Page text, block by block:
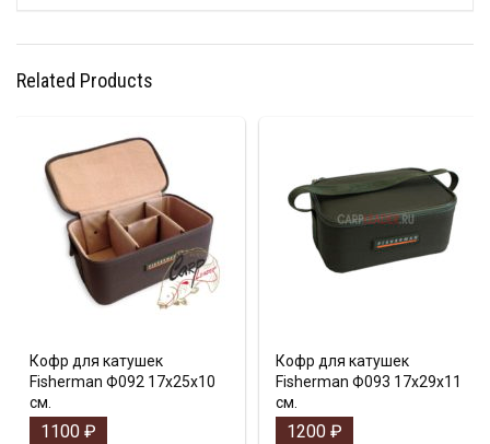
Related Products
Кофр для катушек
Fisherman Ф092 17х25х10
см.
1100 ₽
Кофр для катушек
Fisherman Ф093 17х29х11
см.
1200 ₽